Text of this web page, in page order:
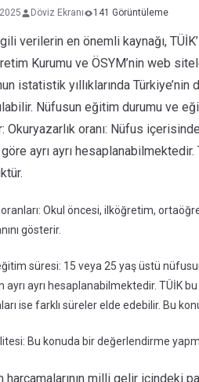
Döviz Ekranı 141 Görüntüleme
verilerin en önemli kaynağı,
Kurumu ve ÖSYM’nin web
istatistik yıllıklarında
Nüfusun eğitim durumu ve
Okuryazarlık oranı: Nüfus
ayrı ayrı hesaplanabilmektedir.
Okul öncesi, ilköğretim,
gösterir.
süresi: 15 veya 25 yaş üstü
ayrı ayrı hesaplanabilmektedir. TÜİK
ise farklı süreler elde edebilir. Bu
Bu konuda bir değerlendirme
harcamalarının milli gelir içindeki